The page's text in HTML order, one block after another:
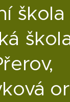
škola